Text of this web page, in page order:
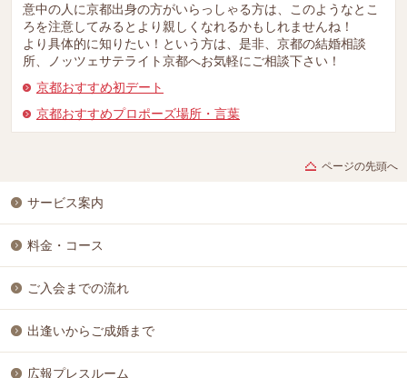
意中の人に京都出身の方がいらっしゃる方は、このようなとこ
ろを注意してみるとより親しくなれるかもしれませんね！
より具体的に知りたい！という方は、是非、京都の結婚相談
所、ノッツェサテライト京都へお気軽にご相談下さい！
京都おすすめ初デート
京都おすすめプロポーズ場所・言葉
ページの先頭へ
サービス案内
料金・コース
ご入会までの流れ
出逢いからご成婚まで
広報プレスルーム